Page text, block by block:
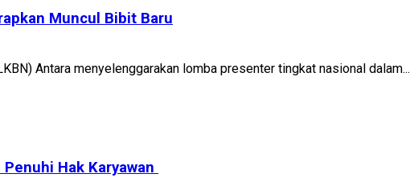
Muncul Bibit Baru
Antara menyelenggarakan lomba presenter tingkat nasional dalam...
Hak Karyawan